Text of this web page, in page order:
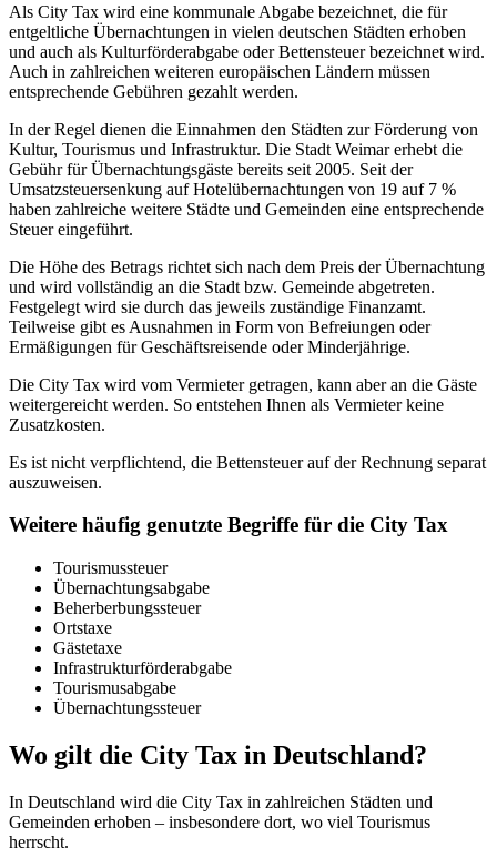
Als City Tax wird eine kommunale Abgabe bezeichnet, die für
entgeltliche Übernachtungen in vielen deutschen Städten erhoben
und auch als Kulturförderabgabe oder Bettensteuer bezeichnet wird.
Auch in zahlreichen weiteren europäischen Ländern müssen
entsprechende Gebühren gezahlt werden.
In der Regel dienen die Einnahmen den Städten zur Förderung von
Kultur, Tourismus und Infrastruktur. Die Stadt Weimar erhebt die
Gebühr für Übernachtungsgäste bereits seit 2005. Seit der
Umsatzsteuersenkung auf Hotelübernachtungen von 19 auf 7 %
haben zahlreiche weitere Städte und Gemeinden eine entsprechende
Steuer eingeführt.
Die Höhe des Betrags richtet sich nach dem Preis der Übernachtung
und wird vollständig an die Stadt bzw. Gemeinde abgetreten.
Festgelegt wird sie durch das jeweils zuständige Finanzamt.
Teilweise gibt es Ausnahmen in Form von Befreiungen oder
Ermäßigungen für Geschäftsreisende oder Minderjährige.
Die City Tax wird vom Vermieter getragen, kann aber an die Gäste
weitergereicht werden. So entstehen Ihnen als Vermieter keine
Zusatzkosten.
Es ist nicht verpflichtend, die Bettensteuer auf der Rechnung separat
auszuweisen.
Weitere häufig genutzte Begriffe für die City Tax
Tourismussteuer
Übernachtungsabgabe
Beherberbungssteuer
Ortstaxe
Gästetaxe
Infrastrukturförderabgabe
Tourismusabgabe
Übernachtungssteuer
Wo gilt die City Tax in Deutschland?
In Deutschland wird die City Tax in zahlreichen Städten und
Gemeinden erhoben – insbesondere dort, wo viel Tourismus
herrscht.